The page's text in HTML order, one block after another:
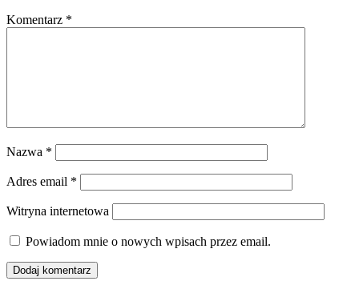
Komentarz *
Nazwa *
Adres email *
Witryna internetowa
Powiadom mnie o nowych wpisach przez email.